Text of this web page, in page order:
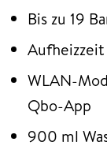
Bis zu 19
Aufheizzeit
WLAN-
Qbo-App
900 ml